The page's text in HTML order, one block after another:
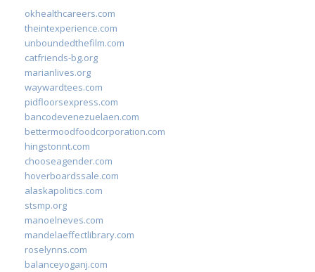
okhealthcareers.com
theintexperience.com
unboundedthefilm.com
catfriends-bg.org
marianlives.org
waywardtees.com
pidfloorsexpress.com
bancodevenezuelaen.com
bettermoodfoodcorporation.com
hingstonnt.com
chooseagender.com
hoverboardssale.com
alaskapolitics.com
stsmp.org
manoelneves.com
mandelaeffectlibrary.com
roselynns.com
balanceyoganj.com